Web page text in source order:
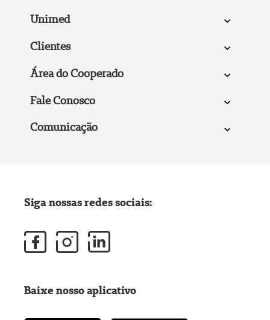
Unimed
Clientes
Área do Cooperado
Fale Conosco
Comunicação
Siga nossas redes sociais:
Baixe nosso aplicativo